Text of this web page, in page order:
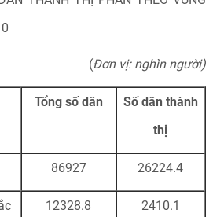
(Đơn vị: nghìn người)
Tổng số dân
Số dân thành
thị
86927 26224.4
12328.8 2410.1